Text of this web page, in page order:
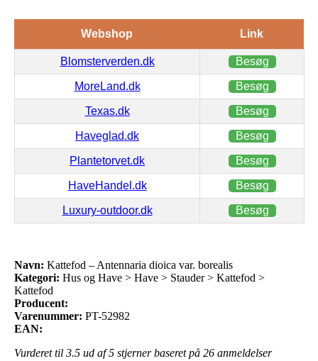
Webshop Link
Blomsterverden.dk Besøg
MoreLand.dk Besøg
Texas.dk Besøg
Haveglad.dk Besøg
Plantetorvet.dk Besøg
HaveHandel.dk Besøg
Luxury-outdoor.dk Besøg
Navn: Kattefod – Antennaria dioica var. borealis
Kategori: Hus og Have > Have > Stauder > Kattefod >
Kattefod
Producent:
Varenummer: PT-52982
EAN:
Vurderet til 3.5 ud af 5 stjerner baseret på 26 anmeldelser